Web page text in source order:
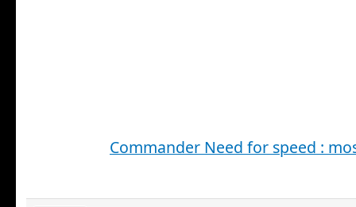
Commander Need for speed :